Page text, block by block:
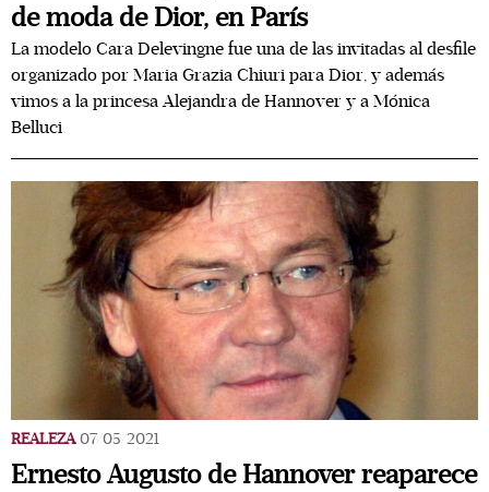
de moda de Dior, en París
La modelo Cara Delevingne fue una de las invitadas al desfile
organizado por Maria Grazia Chiuri para Dior, y además
vimos a la princesa Alejandra de Hannover y a Mónica
Belluci
REALEZA 07/05/2021
Ernesto Augusto de Hannover reaparece